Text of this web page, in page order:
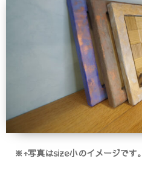
※↑写真はsize小のイメージです。